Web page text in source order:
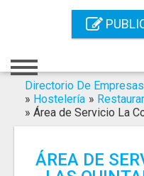
Registro
Contacto
Servicios Online
Directorio De Empresas
» Hostelería »
» Área de Servicio La
ÁREA DE